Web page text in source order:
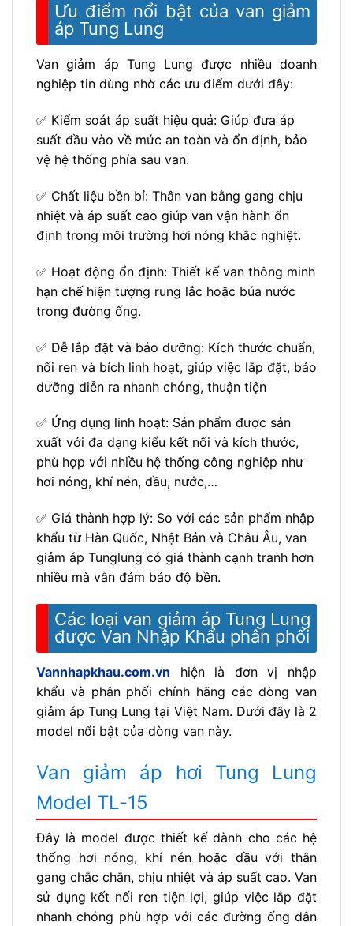
Ưu điểm nổi bật của van giảm
áp Tung Lung
Van giảm áp Tung Lung được nhiều doanh
nghiệp tin dùng nhờ các ưu điểm dưới đây:
✅ Kiểm soát áp suất hiệu quả: Giúp đưa áp
suất đầu vào về mức an toàn và ổn định, bảo
vệ hệ thống phía sau van.
✅ Chất liệu bền bỉ: Thân van bằng gang chịu
nhiệt và áp suất cao giúp van vận hành ổn
định trong môi trường hơi nóng khắc nghiệt.
✅ Hoạt động ổn định: Thiết kế van thông minh
hạn chế hiện tượng rung lắc hoặc búa nước
trong đường ống.
✅ Dễ lắp đặt và bảo dưỡng: Kích thước chuẩn,
nối ren và bích linh hoạt, giúp việc lắp đặt, bảo
dưỡng diễn ra nhanh chóng, thuận tiện
✅ Ứng dụng linh hoạt: Sản phẩm được sản
xuất với đa dạng kiểu kết nối và kích thước,
phù hợp với nhiều hệ thống công nghiệp như
hơi nóng, khí nén, dầu, nước,…
✅ Giá thành hợp lý: So với các sản phẩm nhập
khẩu từ Hàn Quốc, Nhật Bản và Châu Âu, van
giảm áp Tunglung có giá thành cạnh tranh hơn
nhiều mà vẫn đảm bảo độ bền.
Các loại van giảm áp Tung Lung
được Van Nhập Khẩu phân phối
Vannhapkhau.com.vn hiện là đơn vị nhập
khẩu và phân phối chính hãng các dòng van
giảm áp Tung Lung tại Việt Nam. Dưới đây là 2
model nổi bật của dòng van này.
Van giảm áp hơi Tung Lung
Model TL-15
Đây là model được thiết kế dành cho các hệ
thống hơi nóng, khí nén hoặc dầu với thân
gang chắc chắn, chịu nhiệt và áp suất cao. Van
sử dụng kết nối ren tiện lợi, giúp việc lắp đặt
nhanh chóng phù hợp với các đường ống dân